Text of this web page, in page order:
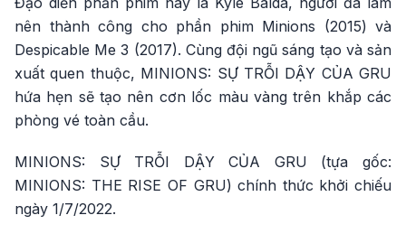
nên thành công cho phần phim Minions (2015) và
Despicable Me 3 (2017). Cùng đội ngũ sáng tạo và sản
xuất quen thuộc, MINIONS: SỰ TRỖI DẬY CỦA GRU
hứa hẹn sẽ tạo nên cơn lốc màu vàng trên khắp các
phòng vé toàn cầu.
MINIONS: SỰ TRỖI DẬY CỦA GRU (tựa gốc:
MINIONS: THE RISE OF GRU) chính thức khởi chiếu
ngày 1/7/2022.